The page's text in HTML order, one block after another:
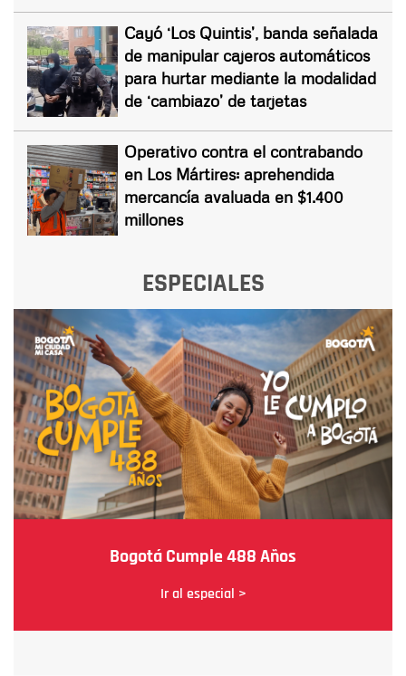
Cayó ‘Los Quintis’, banda señalada
de manipular cajeros automáticos
para hurtar mediante la modalidad
de ‘cambiazo’ de tarjetas
Operativo contra el contrabando
en Los Mártires: aprehendida
mercancía avaluada en $1.400
millones
ESPECIALES
Bogotá Cumple 488 Años
Ir al especial >